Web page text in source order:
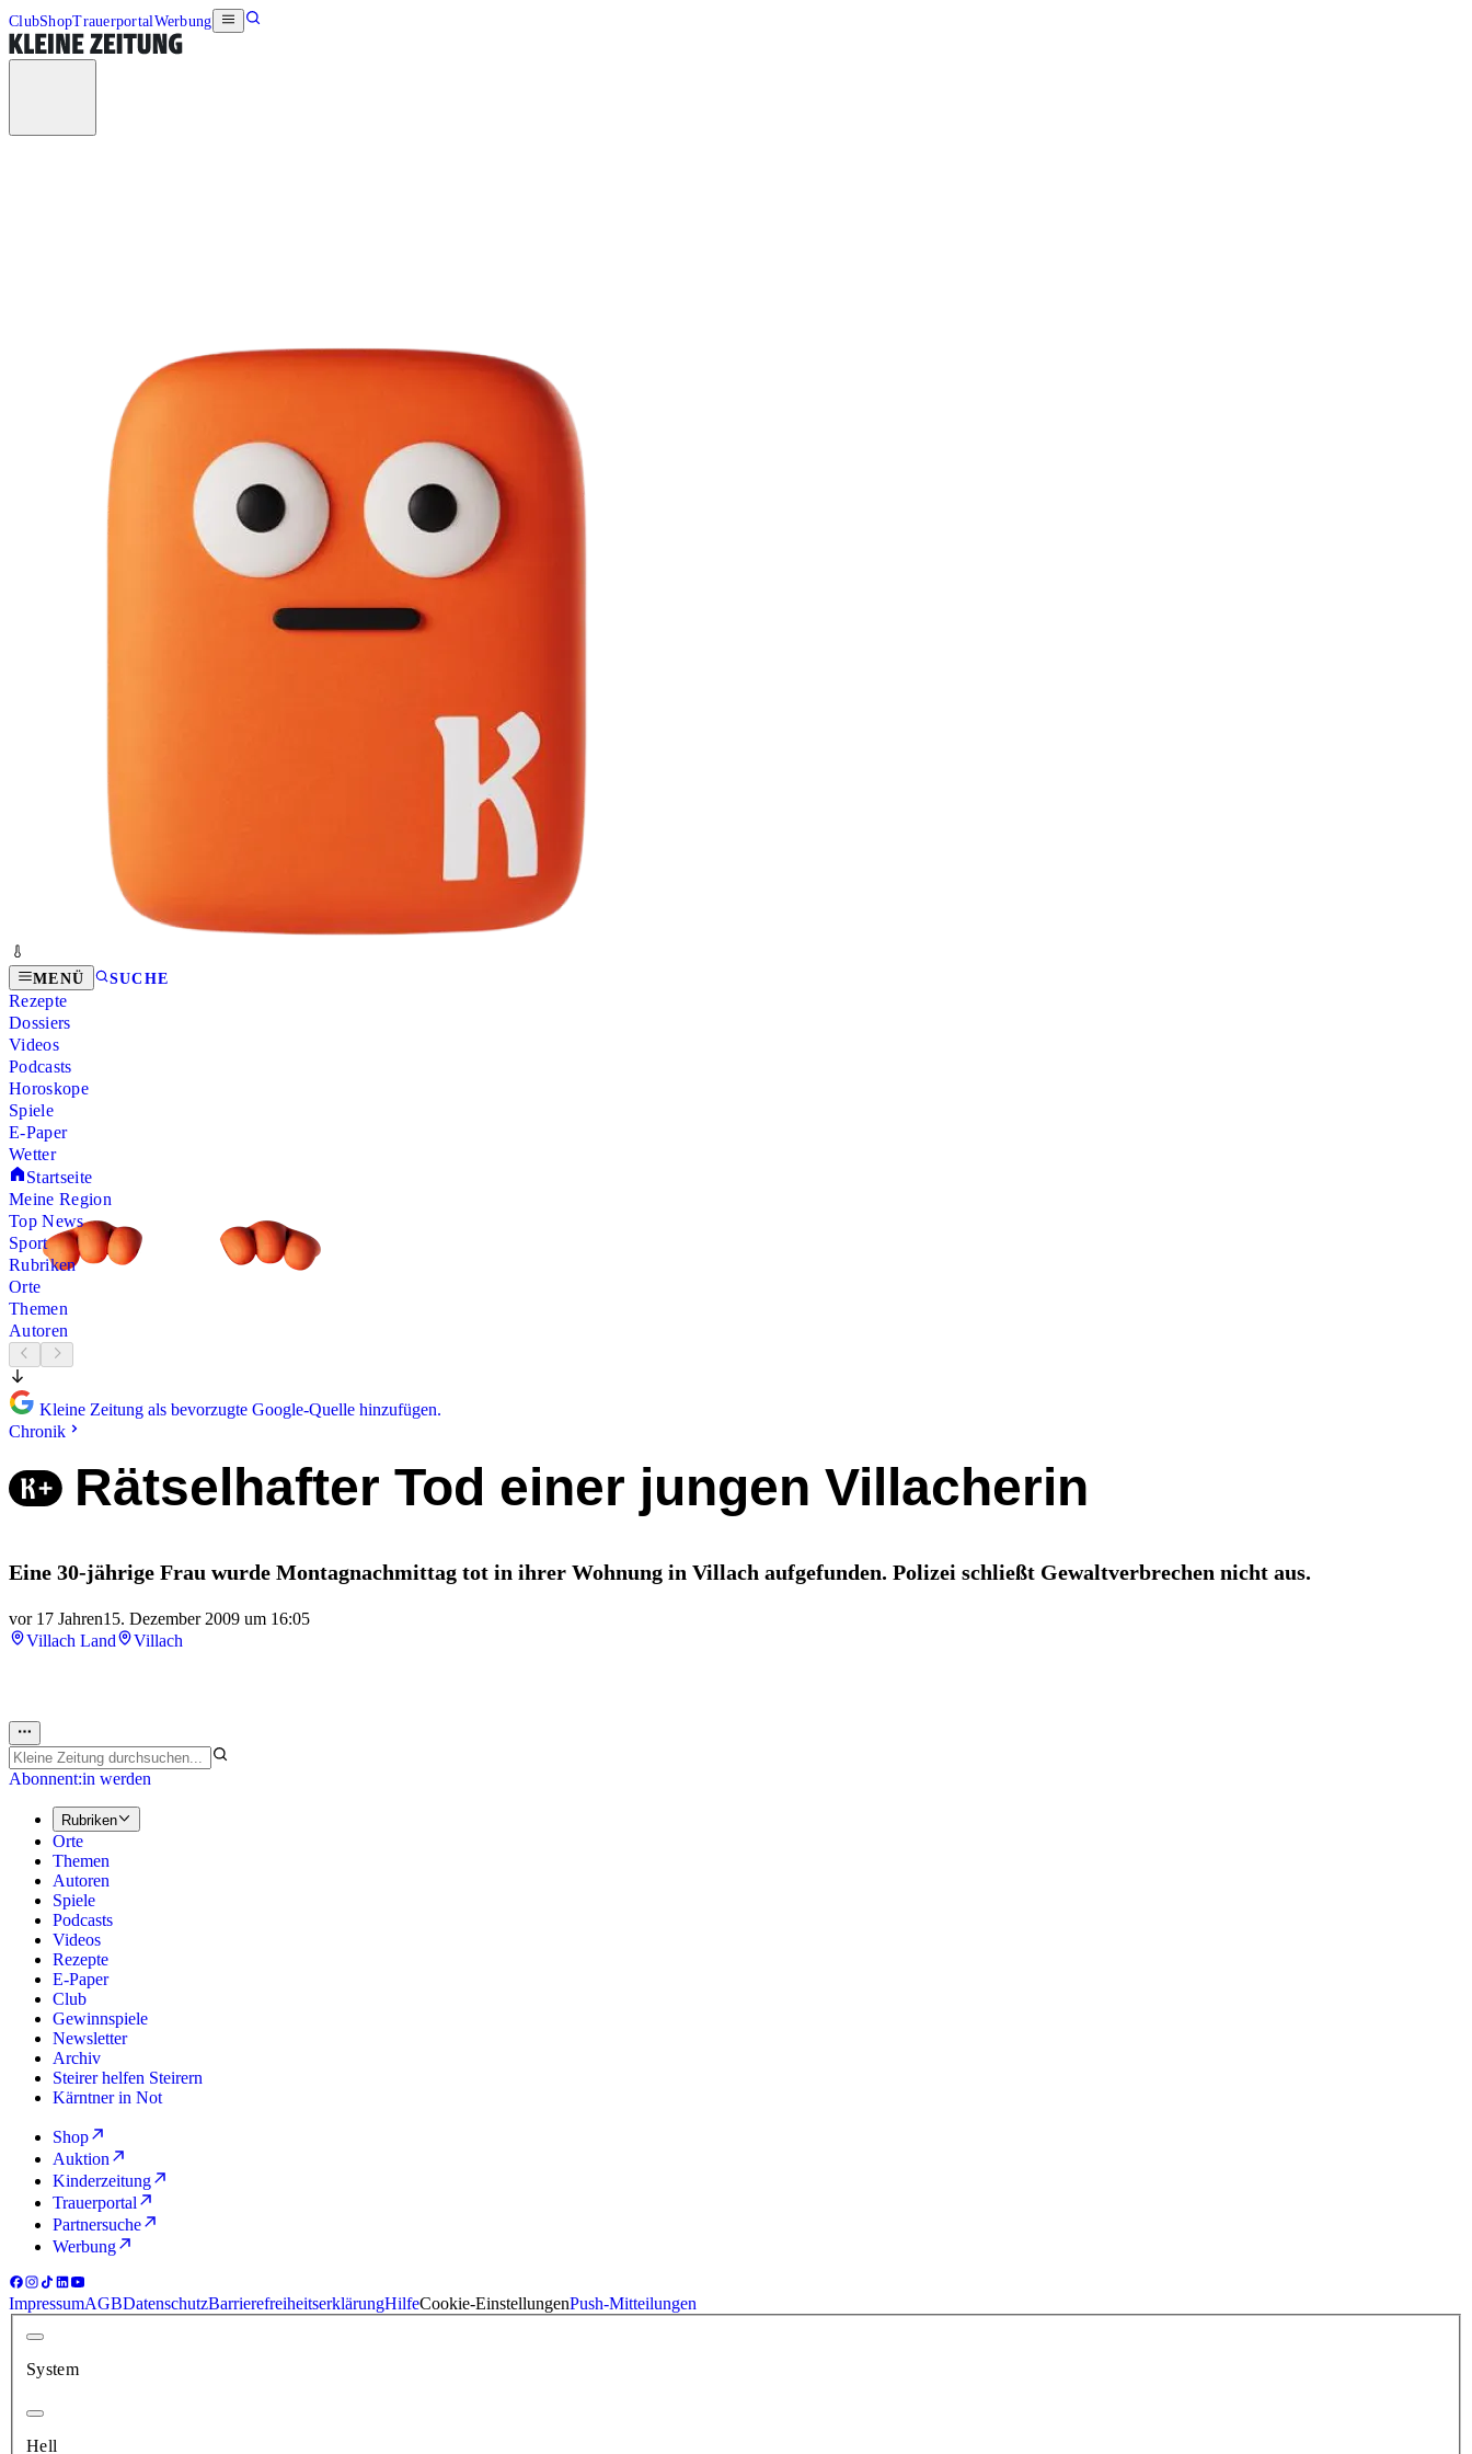
ClubShopTrauerportalWerbung
MENÜ SUCHE
Rezepte
Dossiers
Videos
Podcasts
Horoskope
Spiele
E-Paper
Wetter
Startseite
Meine Region
Top News
Sport
Rubriken
Orte
Themen
Autoren
Kleine Zeitung als bevorzugte Google-Quelle hinzufügen.
Chronik
Rätselhafter Tod einer jungen Villacherin
Eine 30-jährige Frau wurde Montagnachmittag tot in ihrer Wohnung in Villach aufgefunden. Polizei schließt Gewaltverbrechen nicht aus.
vor 17 Jahren15. Dezember 2009 um 16:05
Villach Land
Villach
Abonnent:in werden
Rubriken
Orte
Themen
Autoren
Spiele
Podcasts
Videos
Rezepte
E-Paper
Club
Gewinnspiele
Newsletter
Archiv
Steirer helfen Steirern
Kärntner in Not
Shop
Auktion
Kinderzeitung
Trauerportal
Partnersuche
Werbung
ImpressumAGBDatenschutzBarrierefreiheitserklärungHilfeCookie-EinstellungenPush-Mitteilungen
System
Hell